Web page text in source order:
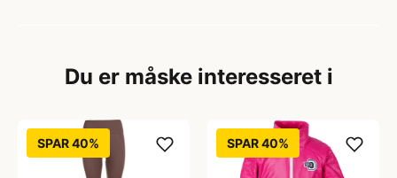
Du er måske interesseret i
SPAR 40% SPAR 40%